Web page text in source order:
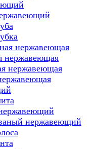
нержавеющая
нержавеющая
нержавеющая
нержавеющий